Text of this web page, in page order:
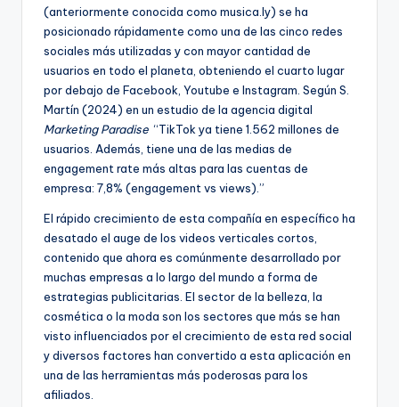
(anteriormente conocida como musica.ly) se ha
posicionado rápidamente como una de las cinco redes
sociales más utilizadas y con mayor cantidad de
usuarios en todo el planeta, obteniendo el cuarto lugar
por debajo de Facebook, Youtube e Instagram. Según S.
Martín (2024) en un estudio de la agencia digital
Marketing Paradise“TikTok ya tiene 1.562 millones de
usuarios. Además, tiene una de las medias de
engagement rate más altas para las cuentas de
empresa: 7,8% (engagement vs views).”
El rápido crecimiento de esta compañía en específico ha
desatado el auge de los videos verticales cortos,
contenido que ahora es comúnmente desarrollado por
muchas empresas a lo largo del mundo a forma de
estrategias publicitarias. El sector de la belleza, la
cosmética o la moda son los sectores que más se han
visto influenciados por el crecimiento de esta red social
y diversos factores han convertido a esta aplicación en
una de las herramientas más poderosas para los
afiliados.